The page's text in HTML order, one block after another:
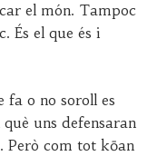
el món. Tampoc
És el que és i
fa o no soroll es
uns defensaran
Però com tot kōan